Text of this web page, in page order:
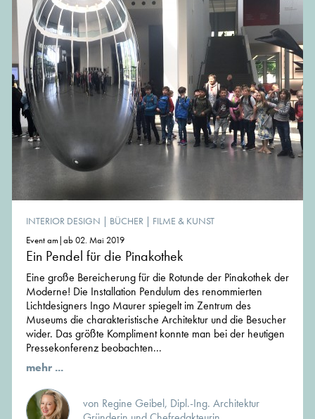
INTERIOR DESIGN | BÜCHER | FILME & KUNST
Event am|ab 02. Mai 2019
Ein Pendel für die Pinakothek
Eine große Bereicherung für die Rotunde der Pinakothek der
Moderne! Die Installation Pendulum des renommierten
Lichtdesigners Ingo Maurer spiegelt im Zentrum des
Museums die charakteristische Architektur und die Besucher
wider. Das größte Kompliment konnte man bei der heutigen
Pressekonferenz beobachten...
mehr ...
von Regine Geibel, Dipl.-Ing. Architektur